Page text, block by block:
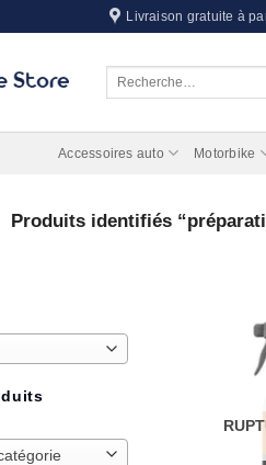
Livraison gratuite à
Accessoires auto Motorbike
Produits identifiés